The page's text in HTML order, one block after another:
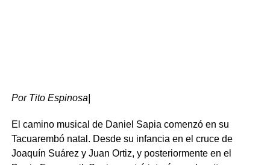
Desarrollo local y patrimonio histórico
Por Tito Espinosa|
El camino musical de Daniel Sapia comenzó en su
Tacuarembó natal. Desde su infancia en el cruce de
Joaquín Suárez y Juan Ortiz, y posteriormente en el